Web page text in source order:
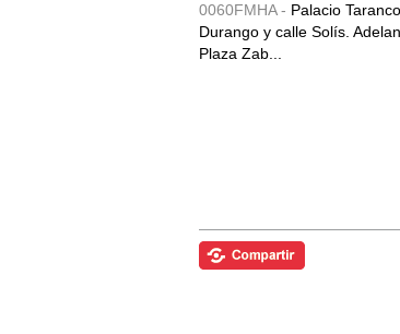
0060FMHA - Palacio
Durango y calle Solís.
Plaza Zab...